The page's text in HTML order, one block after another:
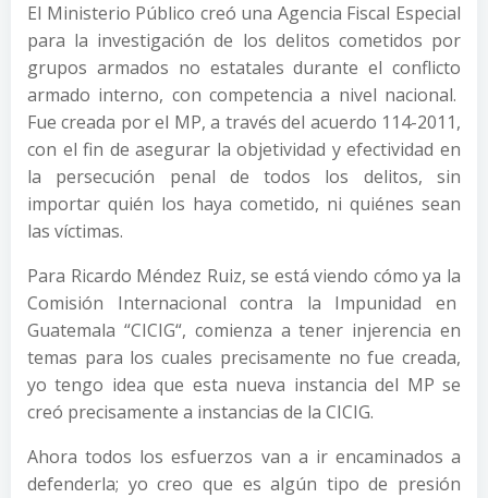
El Ministerio Público creó una Agencia Fiscal Especial
para la investigación de los delitos cometidos por
grupos armados no estatales durante el conflicto
armado interno, con competencia a nivel nacional.
Fue creada por el MP, a través del acuerdo 114-2011,
con el fin de asegurar la objetividad y efectividad en
la persecución penal de todos los delitos, sin
importar quién los haya cometido, ni quiénes sean
las ví­ctimas.
Para Ricardo Méndez Ruiz, se está viendo cómo ya la
Comisión Internacional contra la Impunidad en
Guatemala “CICIG“, comienza a tener injerencia en
temas para los cuales precisamente no fue creada,
yo tengo idea que esta nueva instancia del MP se
creó precisamente a instancias de la CICIG.
Ahora todos los esfuerzos van a ir encaminados a
defenderla; yo creo que es algún tipo de presión